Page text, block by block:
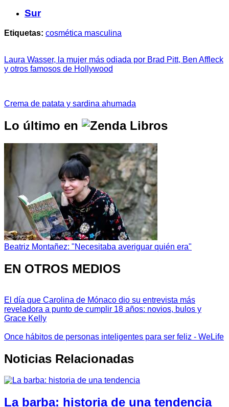
Sur
Etiquetas: cosmética masculina
Laura Wasser, la mujer más odiada por Brad Pitt, Ben Affleck
y otros famosos de Hollywood
Crema de patata y sardina ahumada
Lo último en
Beatriz Montañez: "Necesitaba averiguar quién era"
EN OTROS MEDIOS
El día que Carolina de Mónaco dio su entrevista más
reveladora a punto de cumplir 18 años: novios, bulos y
Grace Kelly
Once hábitos de personas inteligentes para ser feliz - WeLife
Noticias Relacionadas
La barba: historia de una tendencia